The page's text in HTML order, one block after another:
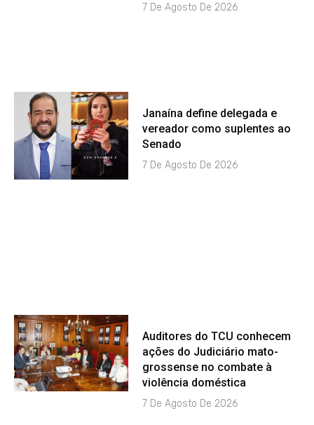
7 De Agosto De 2026
Janaína define delegada e
vereador como suplentes ao
Senado
7 De Agosto De 2026
Auditores do TCU conhecem
ações do Judiciário mato-
grossense no combate à
violência doméstica
7 De Agosto De 2026